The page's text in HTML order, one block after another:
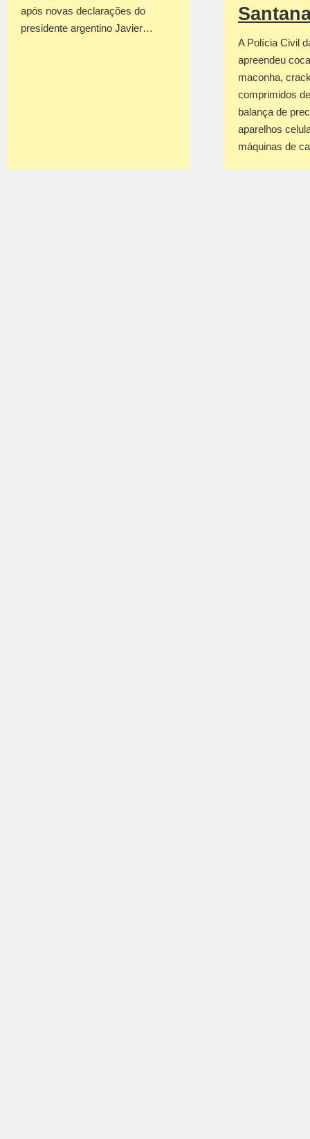
após novas declarações do
presidente argentino Javier…
A Polícia Civil
apreendeu
maconha,
comprimidos
balança de
aparelhos
máquinas de